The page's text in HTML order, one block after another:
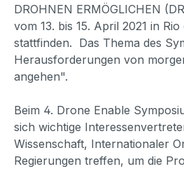
DROHNEN ERMÖGLICHEN
vom 13. bis 15. April 2021 in
stattfinden. Das Thema des
Herausforderungen von
angehen".
Beim 4. Drone Enable
sich wichtige
Wissenschaft, Internationaler
Regierungen treffen, um die